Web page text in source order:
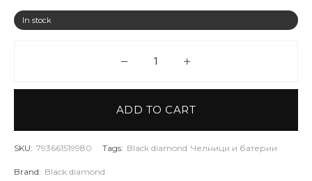
In stock
Челник Black Diamond Spot
ADD TO CART
SKU: 793661519980 Tags: Black diamond Челници и батерии
Brand: Black diamond